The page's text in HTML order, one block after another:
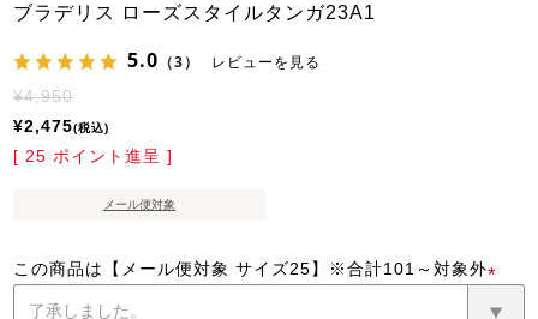
ブラデリス ローズスタイルタンガ23A1
5.0 （3） レビューを見る
¥4,950
¥2,475 税込
[ 25 ポイント進呈 ]
メール便対象
この商品は【メール便対象 サイズ25】※合計101～対象外
(必